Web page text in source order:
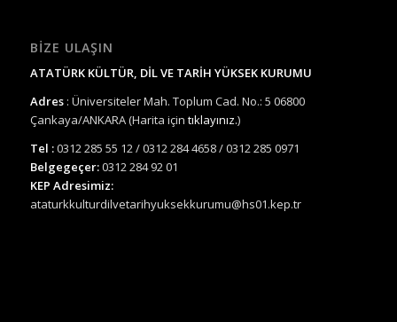
BIZE ULAŞIN
ATATÜRK KÜLTÜR, DİL VE TARİH YÜKSEK KURUMU
Adres : Üniversiteler Mah. Toplum Cad. No.: 5 06800
Çankaya/ANKARA (Harita için tıklayınız.)
Tel :0312 285 55 12 / 0312 284 4658 / 0312 285 0971
Belgegeçer:0312 284 92 01
KEP Adresimiz:
ataturkkulturdilvetarihyuksekkurumu@hs01.kep.tr